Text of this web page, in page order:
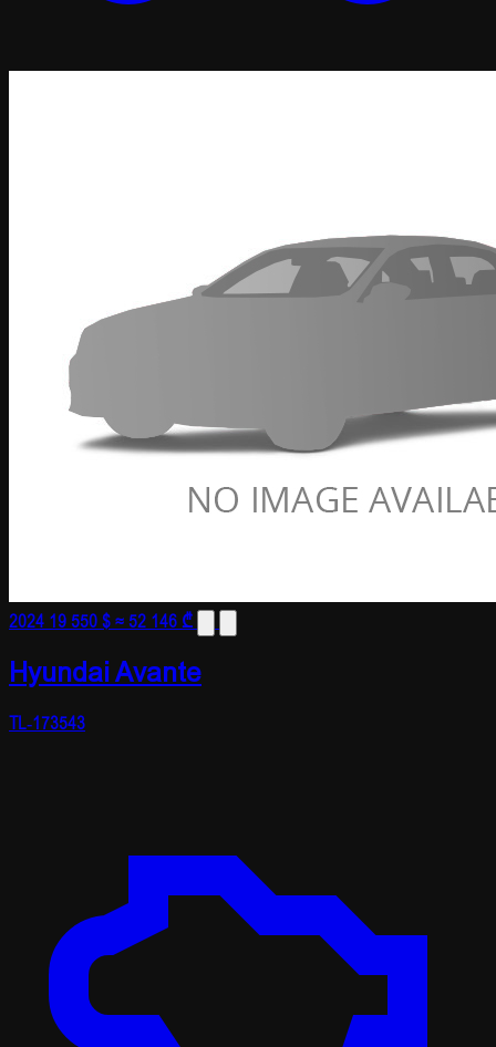
2024 19 550 $≈ 52 146 ₾
Hyundai Avante
TL-173543